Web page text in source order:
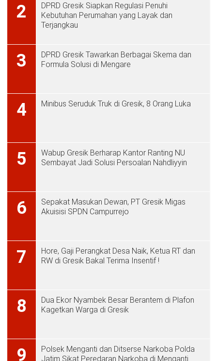
2
DPRD Gresik Siapkan Regulasi Penuhi
Kebutuhan Perumahan yang Layak dan
Terjangkau
3
DPRD Gresik Tawarkan Berbagai Skema dan
Formula Solusi di Mengare
4 Minibus Seruduk Truk di Gresik, 8 Orang Luka
5
Wabup Gresik Berharap Kantor Ranting NU
Sembayat Jadi Solusi Persoalan Nahdliyyin
6
Sepakat Masukan Dewan, PT Gresik Migas
Akuisisi SPDN Campurrejo
7
Hore, Gaji Perangkat Desa Naik, Ketua RT dan
RW di Gresik Bakal Terima Insentif !
8
Dua Ekor Nyambek Besar Berantem di Plafon
Kagetkan Warga di Gresik
9
Polsek Menganti dan Ditserse Narkoba Polda
Jatim Sikat Peredaran Narkoba di Menganti